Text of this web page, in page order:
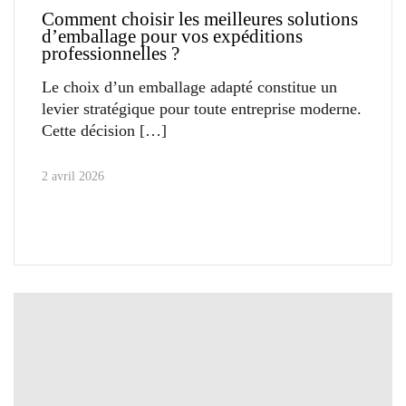
Comment choisir les meilleures solutions
d’emballage pour vos expéditions
professionnelles ?
Le choix d’un emballage adapté constitue un
levier stratégique pour toute entreprise moderne.
Cette décision
2 avril 2026